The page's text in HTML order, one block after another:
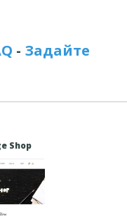
- Задайте
Shop